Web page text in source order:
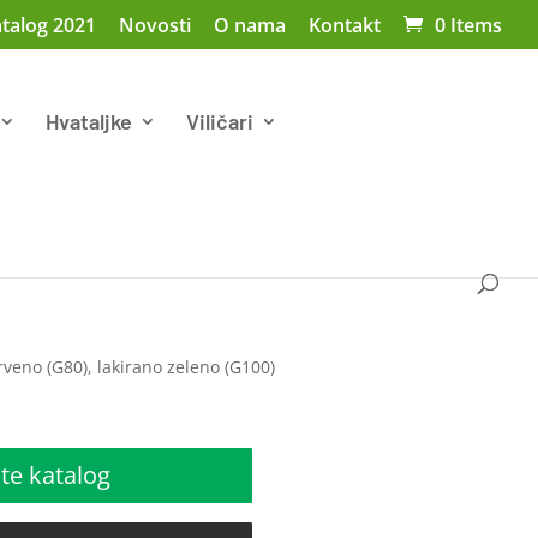
2021 Novosti O nama Kontakt 0 Items
Hvataljke Viličari
(G80), lakirano zeleno (G100)
katalog